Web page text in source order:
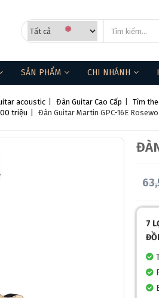
SẢN PHẨM CHI NHÁNH
acoustic Đàn Guitar Cao Cấp Tìm
triệu Đàn Guitar Martin GPC-16E
7